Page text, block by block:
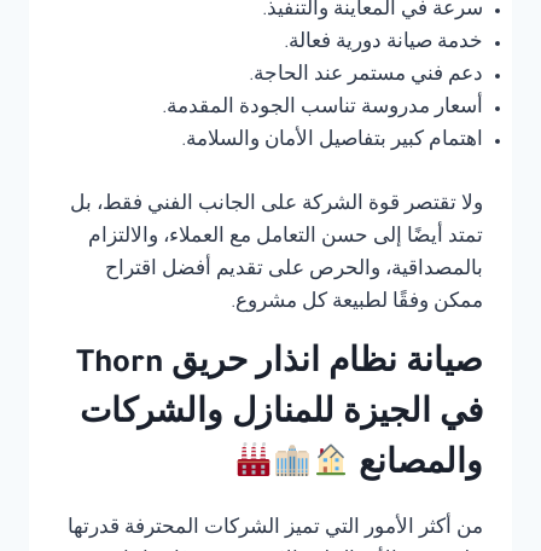
سرعة في المعاينة والتنفيذ.
خدمة صيانة دورية فعالة.
دعم فني مستمر عند الحاجة.
أسعار مدروسة تناسب الجودة المقدمة.
اهتمام كبير بتفاصيل الأمان والسلامة.
ولا تقتصر قوة الشركة على الجانب الفني فقط، بل
تمتد أيضًا إلى حسن التعامل مع العملاء، والالتزام
بالمصداقية، والحرص على تقديم أفضل اقتراح
ممكن وفقًا لطبيعة كل مشروع.
صيانة نظام انذار حريق Thorn
في الجيزة للمنازل والشركات
والمصانع
من أكثر الأمور التي تميز الشركات المحترفة قدرتها